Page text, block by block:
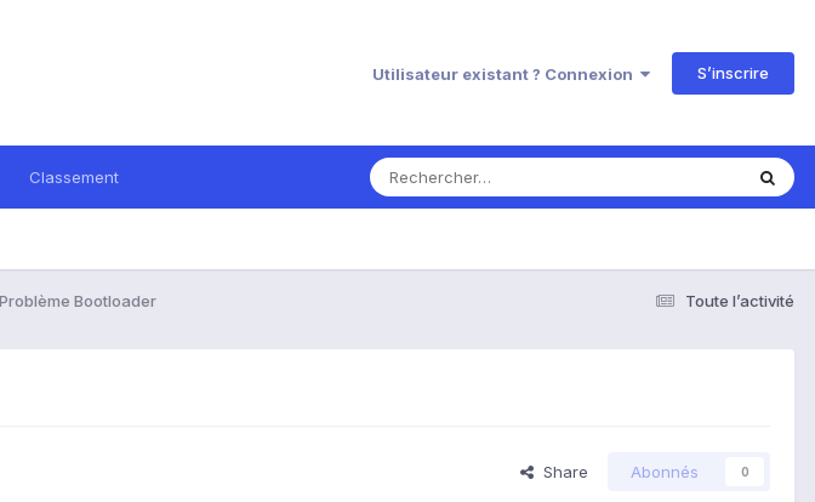
Utilisateur existant ? Connexion S’inscrire
Classement
Toute l’activité
Problème Bootloader
Share Abonnés 0